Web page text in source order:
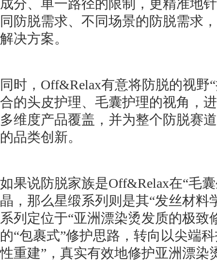
成分、单一路径的限制，更精准地
同防脱需求、不同场景的防脱需求
解决方案。
同时，Off&Relax有意将防脱的视野
合的头皮护理、毛囊护理的视角，
多维度产品覆盖，并为整个防脱赛
的品类创新。
如果说防脱家族是Off&Relax在“毛
晶，那么星缎系列则是其“发丝材料
系列定位于“亚洲漂染烫发质的极致
的“包裹式”修护思路，转向以尖端
性重建”，真实有效地修护亚洲漂染